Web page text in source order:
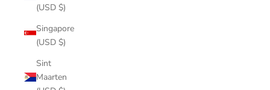
(USD $)
Singapore
(USD $)
Sint
Maarten